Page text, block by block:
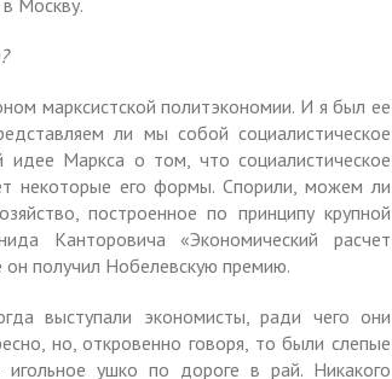
Москву.
марксистской политэкономии. И я был ее
ли мы собой социалистическое
идее Маркса о том, что социалистическое
некоторые его формы. Спорили, можем ли
построенное по принципу крупной
Канторовича «Экономический расчет
он получил Нобелевскую премию.
выступали экономисты, ради чего они
но, откровенно говоря, то были слепые
ушко по дороге в рай. Никакого